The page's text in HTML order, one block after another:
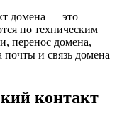
домена — это
по техническим
перенос домена,
и связь домена
контакт